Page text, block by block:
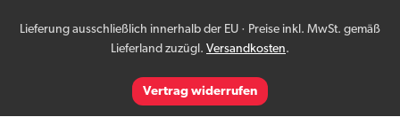
Lieferung ausschließlich innerhalb der EU · Preise inkl. MwSt. gemäß
Lieferland zuzügl. Versandkosten.
Vertrag widerrufen